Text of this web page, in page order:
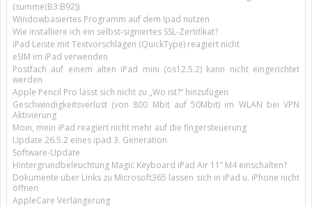
(summe(B3:B92))
Windowbasiertes Programm auf dem Ipad nutzen
Wie installiere ich ein selbst-signiertes SSL-Zertifikat?
iPad Leiste mit Textvorschlägen (QuickType) reagiert nicht
eSIM im iPad verwenden
Postfach auf einem alten iPad mini (os12.5.2) kann nicht eingerichtet
werden
Apple Pencil Pro lässt sich nicht zu „Wo ist?“ hinzufügen
Geschwindigkeitsverlust (von 800 Mbit auf 50Mbit) im WLAN bei VPN
Aktivierung
Moin, mein iPad reagiert nicht mehr auf die fingersteuerung
Update 26.5.2 eines ipad 3. Generation
Software-Update
Hintergrundbeleuchtung Magic Keyboard iPad Air 11’’ M4 einschalten?
Dokumente über Links zu Microsoft365 lassen sich in iPad u. iPhone nicht
öffnen
AppleCare Verlängerung